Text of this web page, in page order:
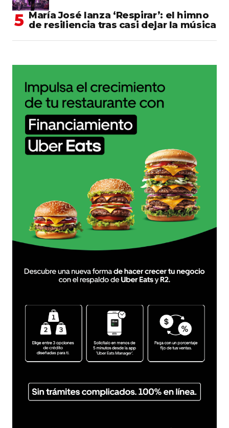
María José lanza ‘Respirar’: el himno
de resiliencia tras casi dejar la música